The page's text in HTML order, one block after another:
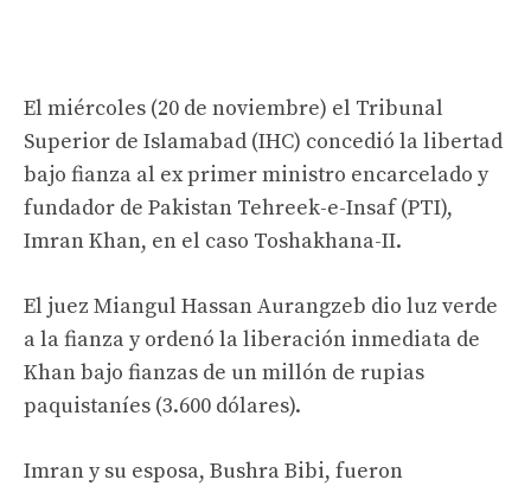
El miércoles (20 de noviembre) el Tribunal
Superior de Islamabad (IHC) concedió la libertad
bajo fianza al ex primer ministro encarcelado y
fundador de Pakistan Tehreek-e-Insaf (PTI),
Imran Khan, en el caso Toshakhana-II.
El juez Miangul Hassan Aurangzeb dio luz verde
a la fianza y ordenó la liberación inmediata de
Khan bajo fianzas de un millón de rupias
paquistaníes (3.600 dólares).
Imran y su esposa, Bushra Bibi, fueron